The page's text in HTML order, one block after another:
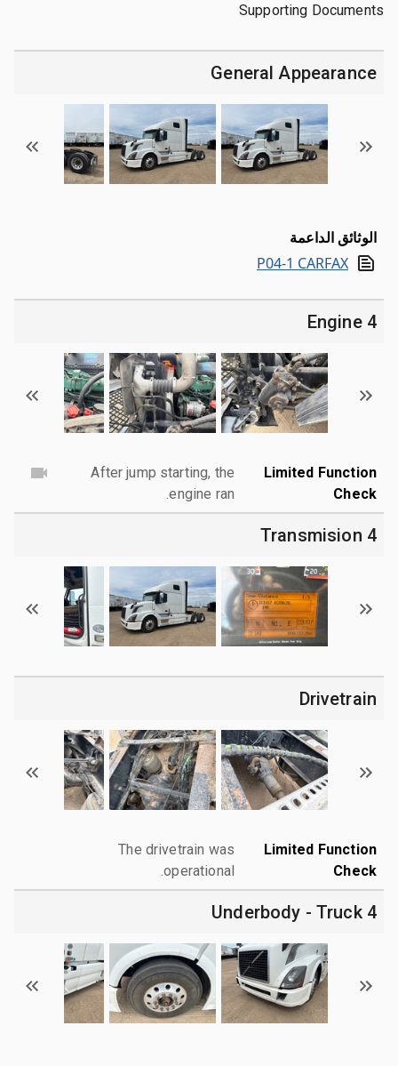
Supporting Documents
General Appearance
الوثائق الداعمة
P04-1 CARFAX
4 Engine
Limited Function
Check
After jump starting, the
engine ran.
4 Transmision
Drivetrain
Limited Function
Check
The drivetrain was
operational.
4 Underbody - Truck